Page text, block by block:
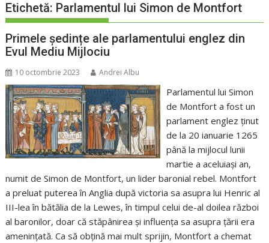
Etichetă: Parlamentul lui Simon de Montfort
Primele ședințe ale parlamentului englez din
Evul Mediu Mijlociu
10 octombrie 2023 Andrei Albu
Parlamentul lui Simon
de Montfort a fost un
parlament englez ținut
de la 20 ianuarie 1265
până la mijlocul lunii
martie a aceluiași an,
numit de Simon de Montfort, un lider baronial rebel. Montfort
a preluat puterea în Anglia după victoria sa asupra lui Henric al
III-lea în bătălia de la Lewes, în timpul celui de-al doilea război
al baronilor, doar că stăpânirea și influența sa asupra țării era
amenințată. Ca să obțină mai mult sprijin, Montfort a chemat